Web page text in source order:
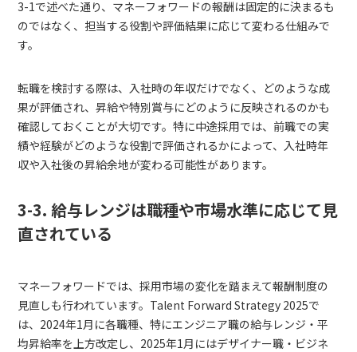
3-1で述べた通り、マネーフォワードの報酬は固定的に決まるも
のではなく、担当する役割や評価結果に応じて変わる仕組みで
す。
転職を検討する際は、入社時の年収だけでなく、どのような成
果が評価され、昇給や特別賞与にどのように反映されるのかも
確認しておくことが大切です。特に中途採用では、前職での実
績や経験がどのような役割で評価されるかによって、入社時年
収や入社後の昇給余地が変わる可能性があります。
3-3. 給与レンジは職種や市場水準に応じて見
直されている
マネーフォワードでは、採用市場の変化を踏まえて報酬制度の
見直しも行われています。Talent Forward Strategy 2025で
は、2024年1月に各職種、特にエンジニア職の給与レンジ・平
均昇給率を上方改定し、2025年1月にはデザイナー職・ビジネ